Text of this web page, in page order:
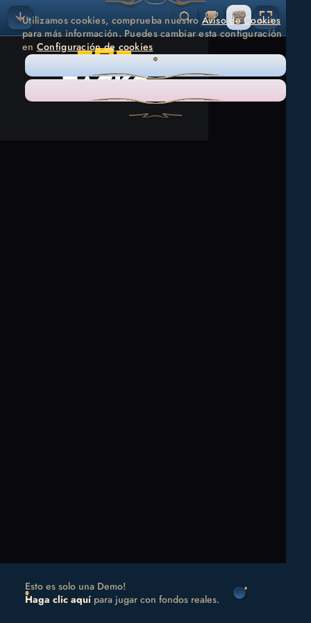
Esto es solo una Demo!
Haga clic aquí para jugar con fondos reales.
Utilizamos cookies, comprueba nuestro Aviso de Cookies
para más información. Puedes cambiar esta configuración
en Configuración de cookies
SOLO LO NECESARIO